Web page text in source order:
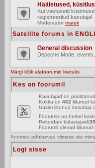
Hääletused,
Kui vastuseid
registreeritud kasutaja!
Moderaator marek
Satellite forums in
General discussion
Depeche Mode,
Märgi kõik alafoorumid loetuks
Kes on foorumil
Kasutajad on postitanud
Kokku on 462 liitunud
Uusim liitunud kasutaja
Foorumis on hetkel
Rekordarv külastajaid(
Foorumil olevad
Andmed põhinevad viimase viie
Logi sisse